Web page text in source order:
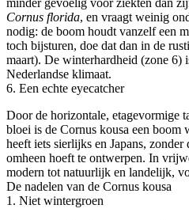
minder gevoelig voor ziekten dan
Cornus florida, en vraagt weinig
nodig: de boom houdt vanzelf een
toch bijsturen, doe dat dan in de
maart). De winterhardheid (zone 6)
Nederlandse klimaat.
6. Een echte eyecatcher
Door de horizontale, etagevormige
bloei is de Cornus kousa een boom
heeft iets sierlijks en Japans, zonder
omheen hoeft te ontwerpen. In
modern tot natuurlijk en landelijk,
De nadelen van de Cornus kousa
1. Niet wintergroen